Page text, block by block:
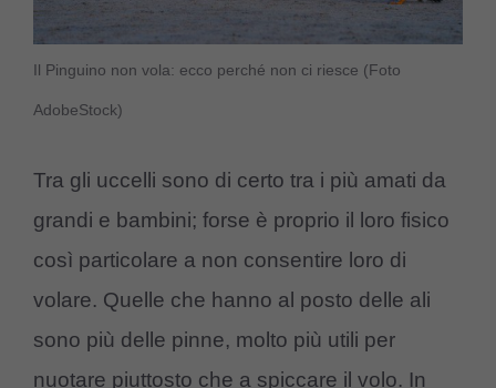
Il Pinguino non vola: ecco perché non ci riesce (Foto
AdobeStock)
Tra gli uccelli sono di certo tra i più amati da
grandi e bambini; forse è proprio il loro fisico
così particolare a non consentire loro di
volare. Quelle che hanno al posto delle ali
sono più delle pinne, molto più utili per
nuotare piuttosto che a spiccare il volo. In